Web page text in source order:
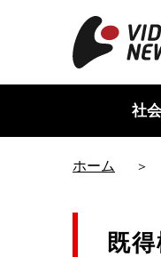
社会
ホーム
既